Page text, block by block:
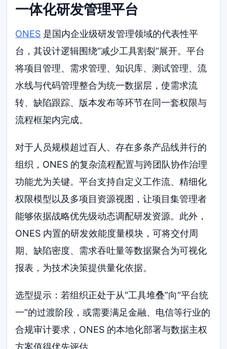
一体化研发管理平台
ONES 是国内企业级研发管理领域的代表性平
台，其设计逻辑围绕“减少工具割裂”展开。平台
将项目管理、需求管理、知识库、测试管理、流
水线与代码管理整合为统一数据层，使需求流
转、缺陷跟踪、版本发布等环节在同一套权限与
流程框架内完成。
对于人员规模超过百人、存在多条产品线并行的
组织，ONES 的复杂流程配置与跨团队协作治理
功能尤为关键。平台支持自定义工作流、精细化
权限模型以及多项目资源视图，让项目集管理者
能够依据战略优先级动态调配研发资源。此外，
ONES 内置的研发效能度量模块，可将交付周
期、缺陷密度、需求吞吐量等数据聚合为可视化
报表，为技术决策提供量化依据。
选型提示：若组织正处于从“工具堆叠”向“平台统
一”的过渡阶段，或需要满足金融、电信等行业的
合规审计要求，ONES 的本地化部署与数据主权
方案值得优先评估。